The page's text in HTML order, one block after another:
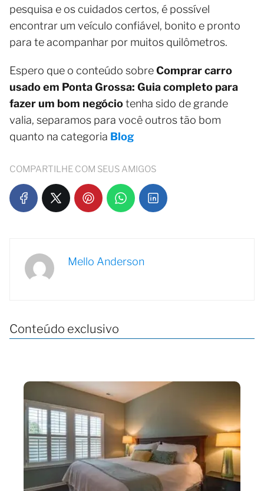
pesquisa e os cuidados certos, é possível
encontrar um veículo confiável, bonito e pronto
para te acompanhar por muitos quilômetros.
Espero que o conteúdo sobreComprar carro
usado em Ponta Grossa: Guia completo para
fazer um bom negóciotenha sido de grande
valia, separamos para você outros tão bom
quanto na categoria Blog
COMPARTILHE COM SEUS AMIGOS
Mello Anderson
Conteúdo exclusivo